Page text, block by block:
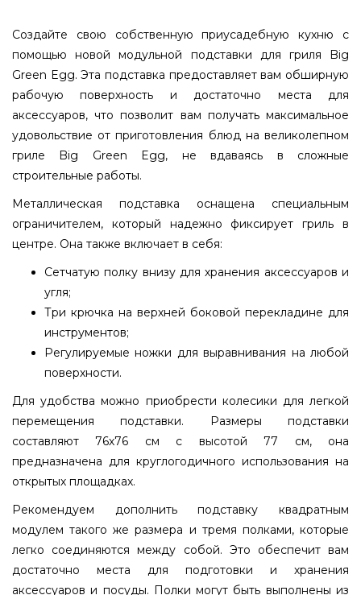
Создайте свою собственную приусадебную кухню с
помощью новой модульной подставки для гриля Big
Green Egg. Эта подставка предоставляет вам обширную
рабочую поверхность и достаточно места для
аксессуаров, что позволит вам получать максимальное
удовольствие от приготовления блюд на великолепном
гриле Big Green Egg, не вдаваясь в сложные
строительные работы.
Металлическая подставка оснащена специальным
ограничителем, который надежно фиксирует гриль в
центре. Она также включает в себя:
Сетчатую полку внизу для хранения аксессуаров и
угля;
Три крючка на верхней боковой перекладине для
инструментов;
Регулируемые ножки для выравнивания на любой
поверхности.
Для удобства можно приобрести колесики для легкой
перемещения подставки. Размеры подставки
составляют 76х76 см с высотой 77 см, она
предназначена для круглогодичного использования на
открытых площадках.
Рекомендуем дополнить подставку квадратным
модулем такого же размера и тремя полками, которые
легко соединяются между собой. Это обеспечит вам
достаточно места для подготовки и хранения
аксессуаров и посуды. Полки могут быть выполнены из